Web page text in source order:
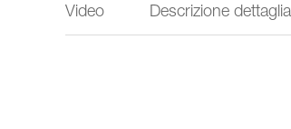
Video Descrizione